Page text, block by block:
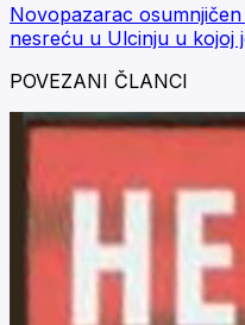
Novopazarac
nesreću u Ulcinju u kojoj
POVEZANI ČLANCI